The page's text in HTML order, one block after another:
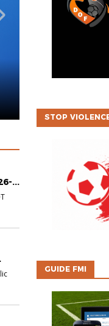
2026-
...
STOP
GUIDE FMI